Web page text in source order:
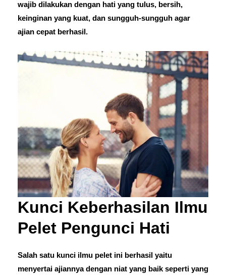
wajib dilakukan dengan hati yang tulus, bersih,
keinginan yang kuat, dan sungguh-sungguh agar
ajian cepat berhasil.
Kunci Keberhasilan Ilmu
Pelet Pengunci Hati
Salah satu kunci ilmu pelet ini berhasil yaitu
menyertai ajiannya dengan niat yang baik seperti yang